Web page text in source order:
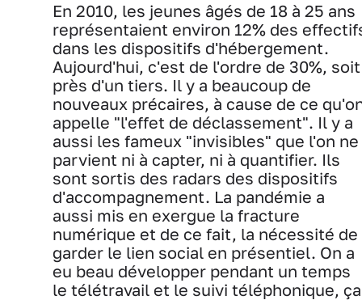
En 2010, les jeunes âgés de 18 à 25 ans
représentaient environ 12% des
dans les dispositifs d'hébergement.
Aujourd'hui, c'est de l'ordre de 30%, soit
près d'un tiers. Il y a beaucoup de
nouveaux précaires, à cause de ce
appelle "l'effet de déclassement". Il y a
aussi les fameux "invisibles" que l'on ne
parvient ni à capter, ni à quantifier. Ils
sont sortis des radars des dispositifs
d'accompagnement. La pandémie a
aussi mis en exergue la fracture
numérique et de ce fait, la nécessité de
garder le lien social en présentiel. On a
eu beau développer pendant un temps
le télétravail et le suivi téléphonique, ça